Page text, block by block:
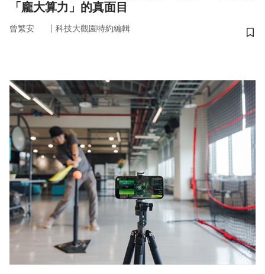
「龐大算力」的真面目
曾繁安 ｜ 科技大觀園特約編輯
儲